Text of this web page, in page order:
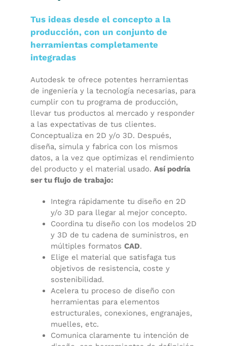
Tus ideas desde el concepto a la
producción, con un conjunto de
herramientas completamente
integradas
Autodesk te ofrece potentes herramientas
de ingeniería y la tecnología necesarias, para
cumplir con tu programa de producción,
llevar tus productos al mercado y responder
a las expectativas de tus clientes.
Conceptualiza en 2D y/o 3D. Después,
diseña, simula y fabrica con los mismos
datos, a la vez que optimizas el rendimiento
del producto y el material usado. Así podría
ser tu flujo de trabajo:
Integra rápidamente tu diseño en 2D
y/o 3D para llegar al mejor concepto.
Coordina tu diseño con los modelos 2D
y 3D de tu cadena de suministros, en
múltiples formatos CAD.
Elige el material que satisfaga tus
objetivos de resistencia, coste y
sostenibilidad.
Acelera tu proceso de diseño con
herramientas para elementos
estructurales, conexiones, engranajes,
muelles, etc.
Comunica claramente tu intención de